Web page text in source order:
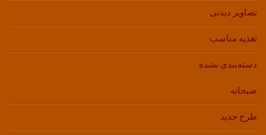
تصاویر دیدنی
تغذیه مناسب
دسته‌بندی نشده
صبحانه
طرح جدید